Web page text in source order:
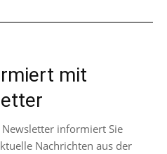
mit
informiert Sie
Nachrichten aus der